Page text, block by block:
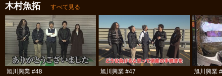
木村魚拓 すべて見る
旭川興業 #48 旭川興業 #47 旭川興業